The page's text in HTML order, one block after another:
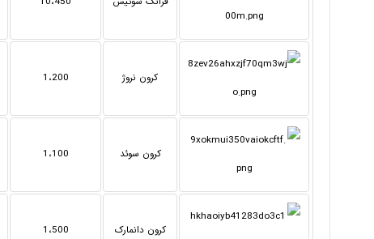
کرون نروژ 1،200
کرون سوئد 1،100
کرون دانمارک 1،500